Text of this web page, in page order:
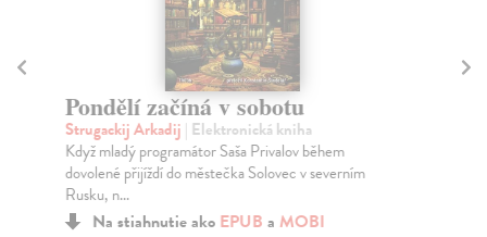
Pondělí začíná v sobotu
Strugackij Arkadij | Elektronická kniha
Když mladý programátor Saša Privalov během
dovolené přijíždí do městečka Solovec v severním
Rusku, n...
Na stiahnutie ako EPUB a MOBI